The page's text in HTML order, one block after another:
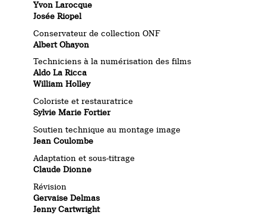
Yvon Larocque
Josée Riopel
Conservateur de collection ONF
Albert Ohayon
Techniciens à la numérisation des films
Aldo La Ricca
William Holley
Coloriste et restauratrice
Sylvie Marie Fortier
Soutien technique au montage image
Jean Coulombe
Adaptation et sous-titrage
Claude Dionne
Révision
Gervaise Delmas
Jenny Cartwright